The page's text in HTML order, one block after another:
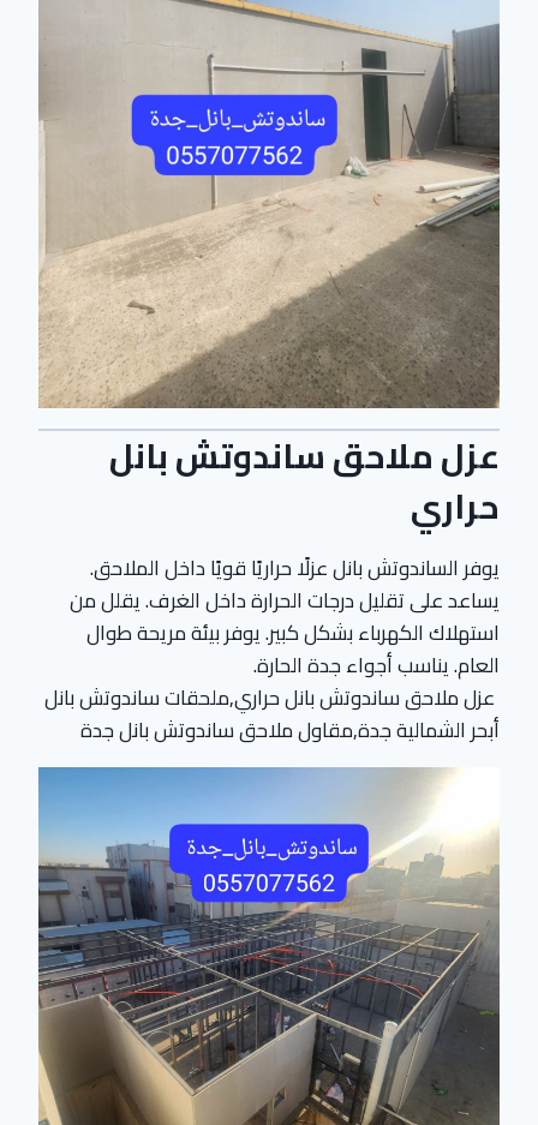
عزل ملاحق ساندوتش بانل
حراري
يوفر الساندوتش بانل عزلًا حراريًا قويًا داخل الملاحق.
يساعد على تقليل درجات الحرارة داخل الغرف. يقلل من
استهلاك الكهرباء بشكل كبير. يوفر بيئة مريحة طوال
العام. يناسب أجواء جدة الحارة.
عزل ملاحق ساندوتش بانل حراري,ملحقات ساندوتش بانل
أبحر الشمالية جدة,مقاول ملاحق ساندوتش بانل جدة